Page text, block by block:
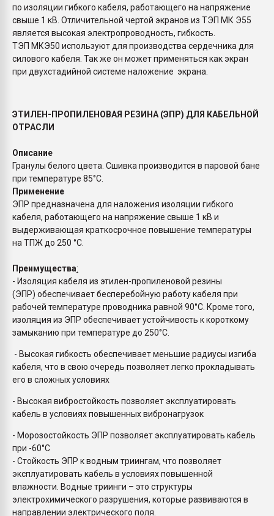
по изоляции гибкого кабеля, работающего на напряжение
свыше 1 кВ. Отличительной чертой экранов из ТЭП МК Э55
является высокая электропроводность, гибкость.
ТЭП МКЭ50 используют для производства сердечника для
силового кабеля. Так же он может применяться как экран
при двухстадийной системе наложение экрана.
ЭТИЛЕН-ПРОПИЛЕНОВАЯ РЕЗИНА (ЭПР) ДЛЯ КАБЕЛЬНОЙ
ОТРАСЛИ
Описание
Гранулы белого цвета. Сшивка производится в паровой бане
при температуре 85°С.
Применение
ЭПР предназначена для наложения изоляции гибкого
кабеля, работающего на напряжение свыше 1 кВ и
выдерживающая краткосрочное повышение температуры
на ТПЖ до 250 °C.
Преимущества:
- Изоляция кабеля из этилен-пропиленовой резины
(ЭПР) обеспечивает бесперебойную работу кабеля при
рабочей температуре проводника равной 90°С. Кроме того,
изоляция из ЭПР обеспечивает устойчивость к короткому
замыканию при температуре до 250°С.
- Высокая гибкость обеспечивает меньшие радиусы изгиба
кабеля, что в свою очередь позволяет легко прокладывать
его в сложных условиях
- Высокая вибростойкость позволяет эксплуатировать
кабель в условиях повышенных вибронагрузок
- Морозостойкость ЭПР позволяет эксплуатировать кабель
при -60°С
- Стойкость ЭПР к водным триингам, что позволяет
эксплуатировать кабель в условиях повышенной
влажности. Водные триинги – это структуры
электрохимического разрушения, которые развиваются в
направлении электрического поля.